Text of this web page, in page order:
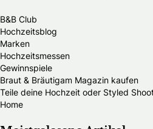
B&B Club
Hochzeitsblog
Marken
Hochzeitsmessen
Gewinnspiele
Braut & Bräutigam Magazin kaufen
Teile deine Hochzeit oder Styled
Home